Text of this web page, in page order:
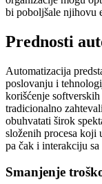
bi poboljšale njihovu
Prednosti
Automatizacija
poslovanju i
korišćenje
tradicionalno
obuhvatati širok
složenih procesa koji
pa čak i interakciju
Smanjenje